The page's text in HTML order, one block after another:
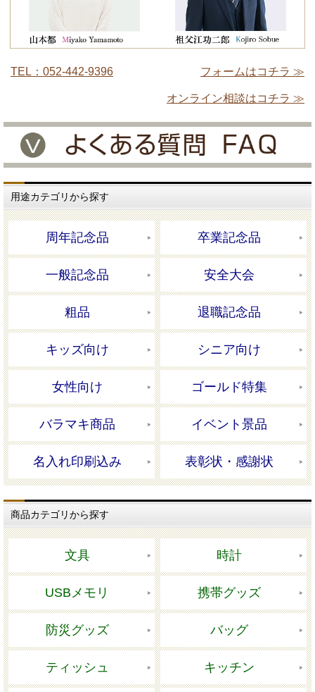
TEL：052-442-9396 フォームはコチラ ≫
オンライン相談はコチラ ≫
用途カテゴリから探す
周年記念品 卒業記念品
一般記念品 安全大会
粗品 退職記念品
キッズ向け シニア向け
女性向け ゴールド特集
バラマキ商品 イベント景品
名入れ印刷込み 表彰状・感謝状
商品カテゴリから探す
文具 時計
USBメモリ 携帯グッズ
防災グッズ バッグ
ティッシュ キッチン